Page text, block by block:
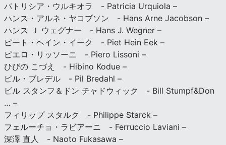
パトリシア・ウルキオラ - Patricia Urquiola –
ハンス・アルネ・ヤコブソン - Hans Arne Jacobson –
ハンス Ｊ ウェグナー - Hans J. Wegner –
ピート・ヘイン・イーク - Piet Hein Eek –
ピエロ・リッソーニ - Piero Lissoni –
ひびの こづえ - Hibino Kodue –
ピル・ブレデル - Pil Bredahl –
ビル スタンフ＆ドン チャドウィック - Bill Stumpf&Don
… –
フィリップ スタルク - Philippe Starck –
フェルーチョ・ラビアーニ - Ferruccio Laviani –
深澤 直人 - Naoto Fukasawa –